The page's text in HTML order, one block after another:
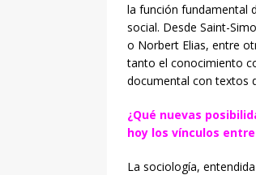
la función fundamental
social. Desde Saint-
o Norbert Elias, entre
tanto el conocimiento
documental con textos
¿Qué nuevas
hoy los vínculos
La sociología,